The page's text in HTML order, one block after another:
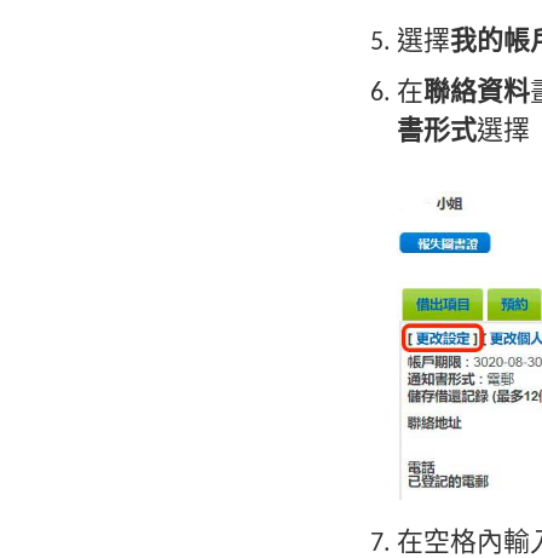
選擇我的帳
在聯絡資料
書形式選擇
在空格內輸